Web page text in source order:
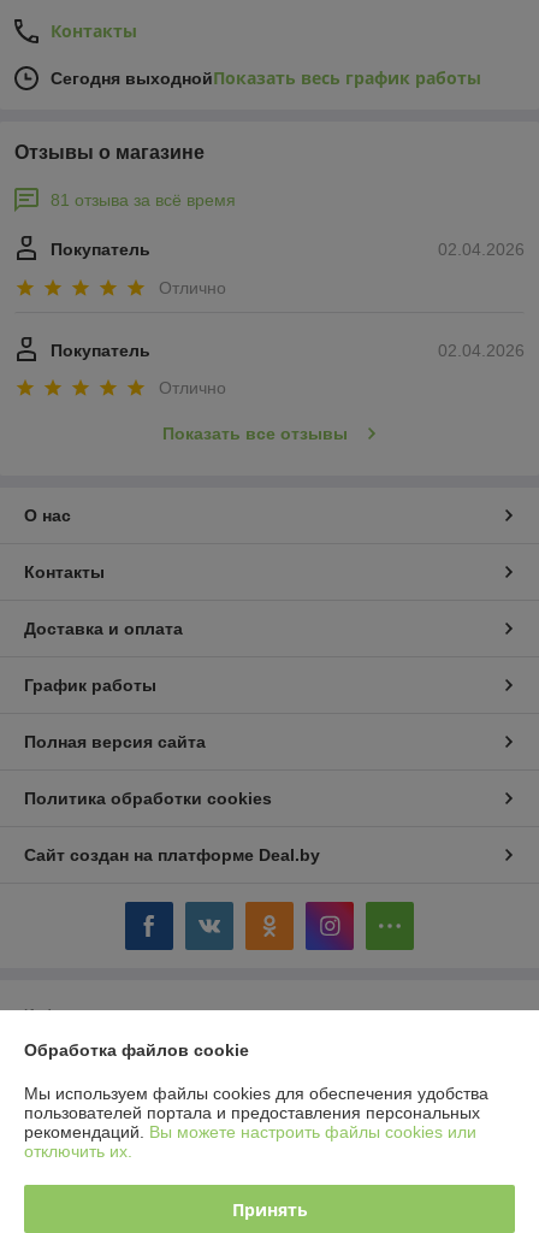
Контакты
Сегодня выходнойПоказать весь график работы
Отзывы о магазине
81 отзыва за всё время
02.04.2026
Покупатель
Отлично
02.04.2026
Покупатель
Отлично
Показать все отзывы
О нас
Контакты
Доставка и оплата
График работы
Полная версия сайта
Политика обработки cookies
Сайт создан на платформе Deal.by
Информация для покупателя
Юридическое лицо:Общество с ограниченной ответственностью
220076, г.Минск, ул.Петра Мстиславца, 24-157
Регистрационный номер ЕГР: 193671302
Регистрационный орган: Минский горисполком
Обработка файлов cookie
Мы используем файлы cookies для обеспечения удобства
пользователей портала и предоставления персональных
рекомендаций. Вы можете настроить файлы cookies или
отключить их.
Принять